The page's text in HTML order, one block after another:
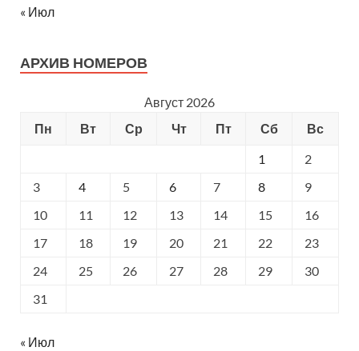
« Июл
АРХИВ НОМЕРОВ
Август 2026
Пн
Вт Ср Чт Пт Сб
Вс
1
2
3
4 5 6 7 8
9
10
11 12 13 14 15
16
17
18 19 20 21 22
23
24
25 26 27 28 29
30
31
« Июл